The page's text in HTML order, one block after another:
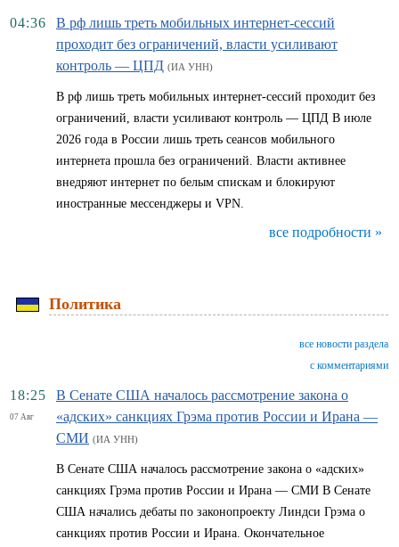
04:36
В рф лишь треть мобильных интернет-сессий
проходит без ограничений, власти усиливают
контроль — ЦПД (ИА УНН)
В рф лишь треть мобильных интернет-сессий проходит без
ограничений, власти усиливают контроль — ЦПД В июле
2026 года в России лишь треть сеансов мобильного
интернета прошла без ограничений. Власти активнее
внедряют интернет по белым спискам и блокируют
иностранные мессенджеры и VPN.
все подробности »
Политика
все новости раздела
с комментариями
18:25
07 Авг
В Сенате США началось рассмотрение закона о
«адских» санкциях Грэма против России и Ирана —
СМИ (ИА УНН)
В Сенате США началось рассмотрение закона о «адских»
санкциях Грэма против России и Ирана — СМИ В Сенате
США начались дебаты по законопроекту Линдси Грэма о
санкциях против России и Ирана. Окончательное